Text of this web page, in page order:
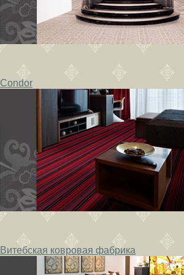
Condor
Витебская ковровая фабрика